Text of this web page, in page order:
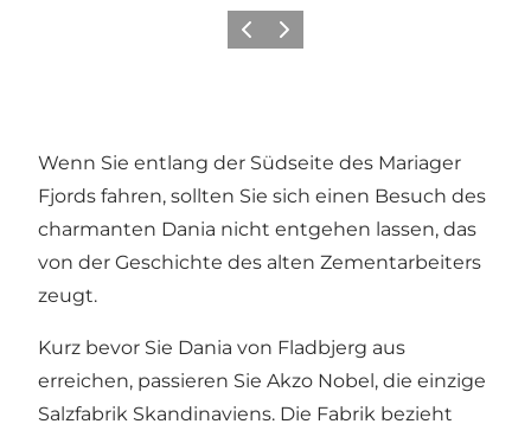
Vorherige Folie
Nächste Folie
Wenn Sie entlang der Südseite des Mariager
Fjords fahren, sollten Sie sich einen Besuch des
charmanten Dania nicht entgehen lassen, das
von der Geschichte des alten Zementarbeiters
zeugt.
Kurz bevor Sie Dania von Fladbjerg aus
erreichen, passieren Sie Akzo Nobel, die einzige
Salzfabrik Skandinaviens. Die Fabrik bezieht